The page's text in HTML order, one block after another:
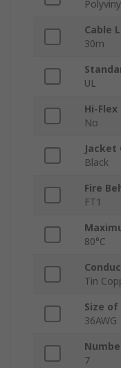
Cable
30m
UL
Hi-Flex
No
Jacket
Black
Fire
FT1
80°C
Tin
Size
36AWG
7